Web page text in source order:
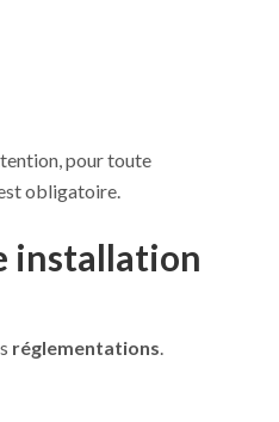
pour toute
obligatoire.
installation
réglementations.